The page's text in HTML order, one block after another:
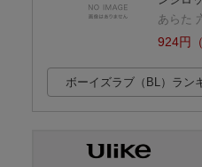
あらた
924円
ボーイズラブ（BL）ラン